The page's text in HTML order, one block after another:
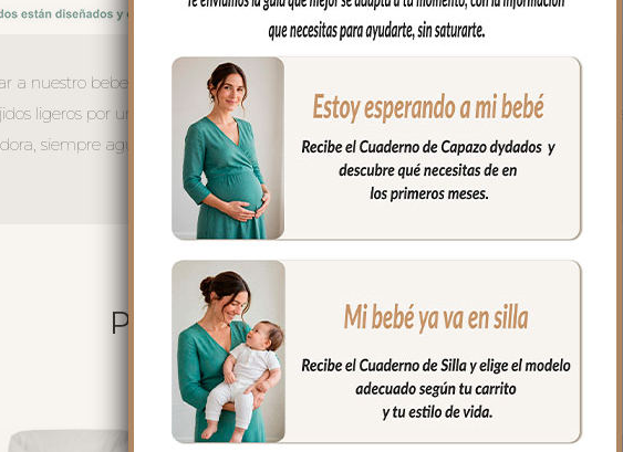
a nuestro bebe en brazos, para usar en el capazo o en la cuna.
ligeros por un lado bambula de algodón y por el otro también en bambula de
siempre agua fría, jabones no abrasivos y secado al natural.
PRODUCTOS RELACIONADOS